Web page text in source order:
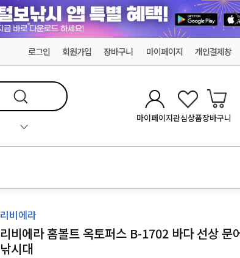
로그인 회원가입 장바구니 마이페이지 개인결제창
마이페이지관심상품장바구니
리비에라
리비에라 홈볼트 옥토퍼스 B-1702 바다 선상 문
낚시대